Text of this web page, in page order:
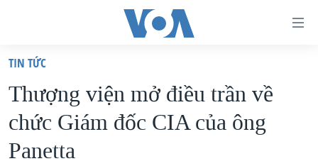
truy
cập
Tới
nội
VIỆT NAM
HOA KỲ
BIỂN ĐÔNG
TIN TỨC
Thượng viện mở điều trần về
chức Giám đốc CIA của ông
Panetta